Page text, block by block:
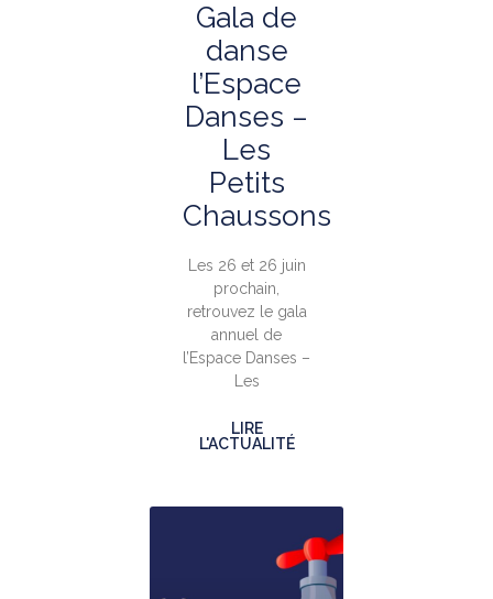
Gala de
danse
l’Espace
Danses –
Les
Petits
Chaussons
Les 26 et 26 juin
prochain,
retrouvez le gala
annuel de
l’Espace Danses –
Les
LIRE
L'ACTUALITÉ